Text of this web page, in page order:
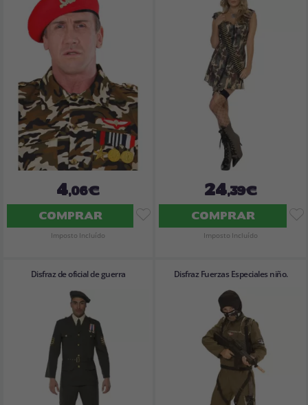
4,06€
COMPRAR
Imposto Incluído
24,39€
COMPRAR
Imposto Incluído
Disfraz de oficial de guerra Disfraz Fuerzas Especiales niño.